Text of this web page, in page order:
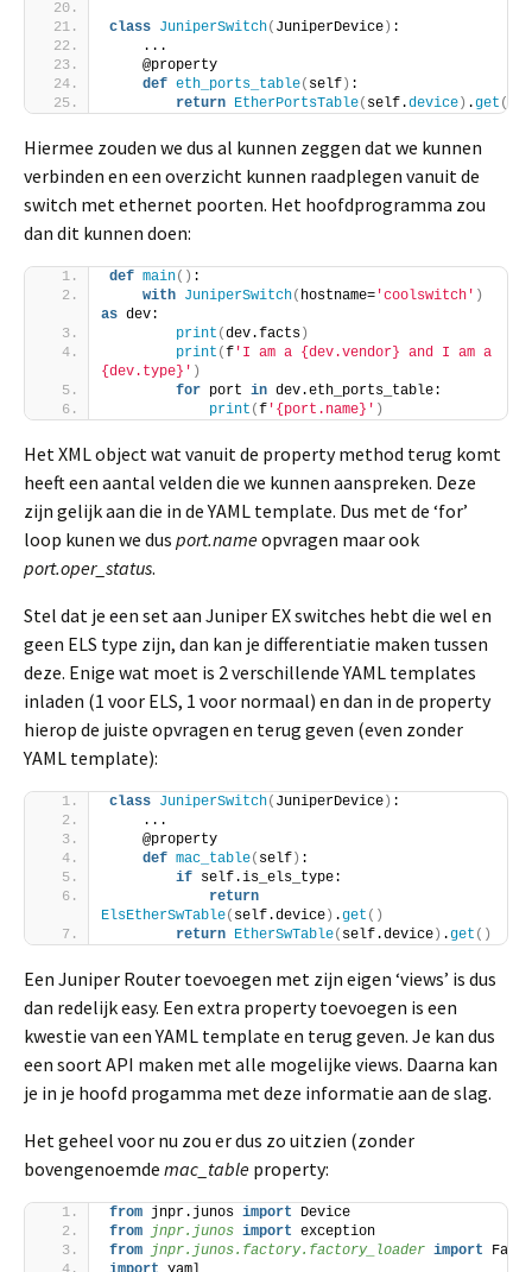
class JuniperSwitch( JuniperDevice ) :
    ...
    @property
def eth_ports_table( self ) :
return EtherPortsTable( self.device ) .get ()
Hiermee zouden we dus al kunnen zeggen dat we kunnen
verbinden en een overzicht kunnen raadplegen vanuit de
switch met ethernet poorten. Het hoofdprogramma zou
dan dit kunnen doen:
def main() :
with JuniperSwitch( hostname= 'coolswitch' )
as dev:
print (dev.facts )
print (f 'I am a {dev.vendor} and I am a
{dev.type}' )
for port in dev.eth_ports_table:
print (f '{port.name}' )
Het XML object wat vanuit de property method terug komt
heeft een aantal velden die we kunnen aanspreken. Deze
zijn gelijk aan die in de YAML template. Dus met de ‘for’
loop kunen we dus port.nameopvragen maar ook
port.oper_status.
Stel dat je een set aan Juniper EX switches hebt die wel en
geen ELS type zijn, dan kan je differentiatie maken tussen
deze. Enige wat moet is 2 verschillende YAML templates
inladen (1 voor ELS, 1 voor normaal) en dan in de property
hierop de juiste opvragen en terug geven (even zonder
YAML template):
class JuniperSwitch( JuniperDevice ) :
    ...
    @property
def mac_table( self ) :
if self.is_els_type:
return
ElsEtherSwTable( self.device ) .get ()
return EtherSwTable( self.device ) .get ()
Een Juniper Router toevoegen met zijn eigen ‘views’ is dus
dan redelijk easy. Een extra property toevoegen is een
kwestie van een YAML template en terug geven. Je kan dus
een soort API maken met alle mogelijke views. Daarna kan
je in je hoofd progamma met deze informatie aan de slag.
Het geheel voor nu zou er dus zo uitzien (zonder
bovengenoemde mac_table property:
from jnpr.junos import Device
from
jnpr.junos import exception
from
jnpr.junos.factory.factory_loader import